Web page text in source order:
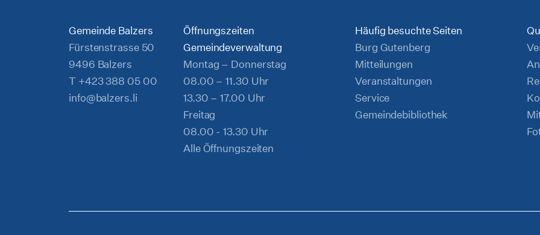
Gemeinde Balzers
Fürstenstrasse 50
9496 Balzers
T +423 388 05 00
info@balzers.li
Öffnungszeiten
Gemeindeverwaltung
Montag – Donnerstag
08.00 – 11.30 Uhr
13.30 – 17.00 Uhr
Freitag
08.00 - 13.30 Uhr
Alle Öffnungszeiten
Häufig besuchte Seiten
Burg Gutenberg
Mitteilungen
Veranstaltungen
Service
Gemeindebibliothek